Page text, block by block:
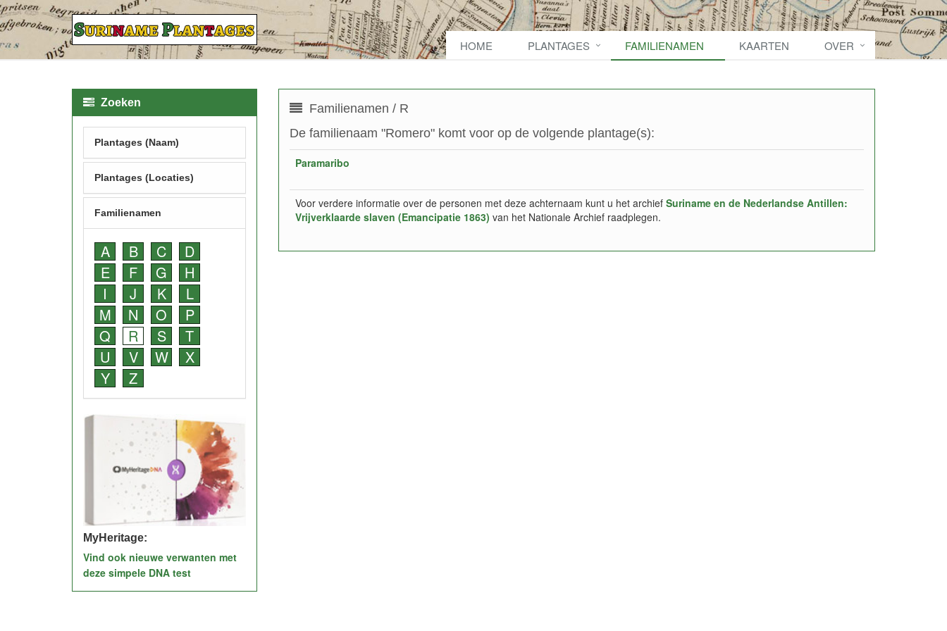
HOME PLANTAGES FAMILIENAMEN KAARTEN OVER
Familienamen / R
De familienaam "Romero" komt voor op de volgende plantage(s):
Paramaribo
Voor verdere informatie over de personen met deze achternaam kunt u het archief Suriname en de Nederlandse Antillen:
Vrijverklaarde slaven (Emancipatie 1863) van het Nationale Archief raadplegen.
Zoeken
Plantages (Naam)
Plantages (Locaties)
Familienamen
A B C
D
E
F G
H
I
J K
L
M
N O
P
Q
R S
T
U
V W
X
Y
Z
MyHeritage:
Vind ook nieuwe verwanten met
deze simpele DNA test